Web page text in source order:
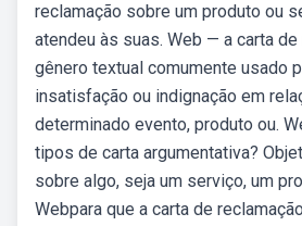
reclamação sobre um produto ou
atendeu às suas. Web — a carta
gênero textual comumente usado
insatisfação ou indignação em
determinado evento, produto ou.
tipos de carta argumentativa?
sobre algo, seja um serviço, um
Webpara que a carta de